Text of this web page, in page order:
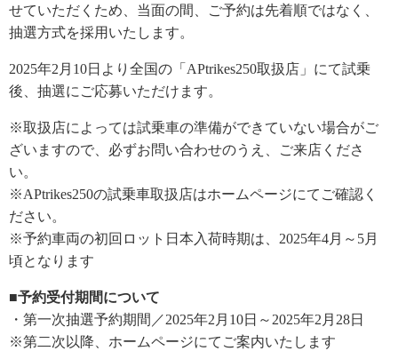
せていただくため、当面の間、ご予約は先着順ではなく、
抽選方式を採用いたします。
2025年2月10日より全国の「APtrikes250取扱店」にて試乗
後、抽選にご応募いただけます。
※取扱店によっては試乗車の準備ができていない場合がご
ざいますので、必ずお問い合わせのうえ、ご来店くださ
い。
※APtrikes250の試乗車取扱店はホームページにてご確認く
ださい。
※予約車両の初回ロット日本入荷時期は、2025年4月～5月
頃となります
■予約受付期間について
・第一次抽選予約期間／2025年2月10日～2025年2月28日
※第二次以降、ホームページにてご案内いたします